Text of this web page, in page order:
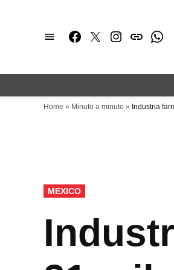
Facebook
TwitterInstagram
issuu
Home » Minuto a minuto » Industria
PUBLICADO
EN
MEXICO